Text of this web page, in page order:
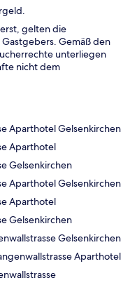
gelten die
Gemäß den
unterliegen
nicht dem
Aparthotel Gelsenkirchen
Aparthotel
Gelsenkirchen
Aparthotel Gelsenkirchen
Aparthotel
Gelsenkirchen
Gelsenkirchen
Aparthotel